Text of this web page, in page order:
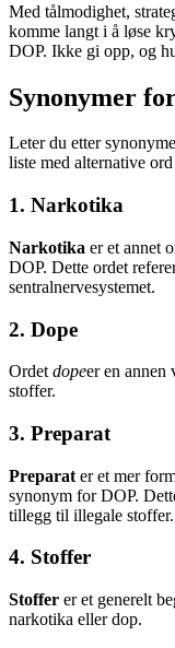
Med tålmodighet,
komme langt i å løse
DOP. Ikke gi opp, og
Synonymer
Leter du etter
liste med alternative
1. Narkotika
Narkotika er et annet
DOP. Dette ordet
sentralnervesystemet.
2. Dope
Ordet dopeer en annen
stoffer.
3. Preparat
Preparat er et mer
synonym for DOP.
tillegg til illegale stoffer.
4. Stoffer
Stoffer er et generelt
narkotika eller dop.